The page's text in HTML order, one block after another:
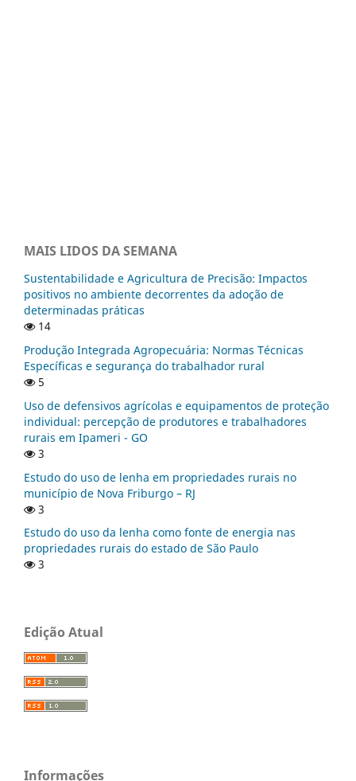
MAIS LIDOS DA SEMANA
Sustentabilidade e Agricultura de Precisão: Impactos
positivos no ambiente decorrentes da adoção de
determinadas práticas
14
Produção Integrada Agropecuária: Normas Técnicas
Específicas e segurança do trabalhador rural
5
Uso de defensivos agrícolas e equipamentos de proteção
individual: percepção de produtores e trabalhadores
rurais em Ipameri - GO
3
Estudo do uso de lenha em propriedades rurais no
município de Nova Friburgo – RJ
3
Estudo do uso da lenha como fonte de energia nas
propriedades rurais do estado de São Paulo
3
Edição Atual
Informações